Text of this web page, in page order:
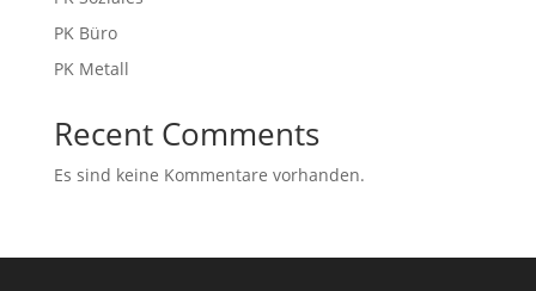
PK Büro
PK Metall
Recent Comments
Es sind keine Kommentare vorhanden.